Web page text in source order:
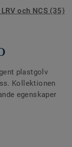
och NCS (35)
plastgolv
Kollektionen
egenskaper